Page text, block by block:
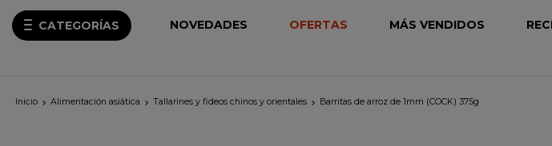
CATEGORÍAS NOVEDADES OFERTAS MÁS VENDIDOS
Inicio  Alimentación asiática  Tallarines y fideos chinos y orientales  Barritas de arroz de 1mm (COCK) 375g